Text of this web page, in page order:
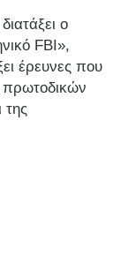
ο
FBI»,
έρευνες που
πρωτοδικών
της